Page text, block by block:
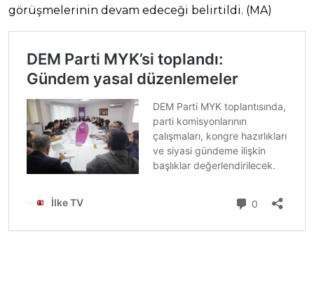
görüşmelerinin devam edeceği belirtildi. (MA)